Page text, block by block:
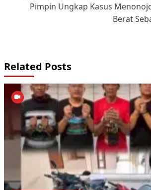
Pimpin Ungkap Kasus
Berat
Related Posts